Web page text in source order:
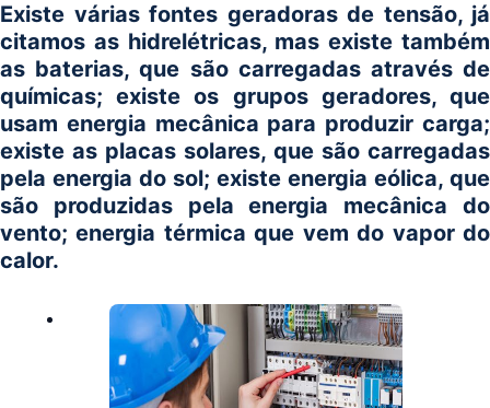
Existe várias fontes geradoras de tensão, já
citamos as hidrelétricas, mas existe também
as baterias, que são carregadas através de
químicas; existe os grupos geradores, que
usam energia mecânica para produzir carga;
existe as placas solares, que são carregadas
pela energia do sol; existe energia eólica, que
são produzidas pela energia mecânica do
vento; energia térmica que vem do vapor do
calor.